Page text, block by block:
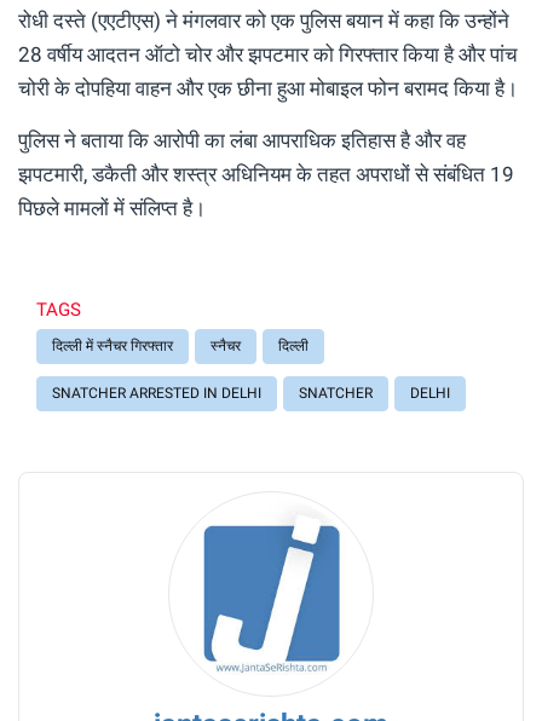
रोधी दस्ते (एएटीएस) ने मंगलवार को एक पुलिस बयान में कहा कि उन्होंने
28 वर्षीय आदतन ऑटो चोर और झपटमार को गिरफ्तार किया है और पांच
चोरी के दोपहिया वाहन और एक छीना हुआ मोबाइल फोन बरामद किया है।
पुलिस ने बताया कि आरोपी का लंबा आपराधिक इतिहास है और वह
झपटमारी, डकैती और शस्त्र अधिनियम के तहत अपराधों से संबंधित 19
पिछले मामलों में संलिप्त है।
TAGS
दिल्ली में स्नैचर गिरफ्तार स्नैचर दिल्ली
SNATCHER ARRESTED IN DELHI SNATCHER DELHI